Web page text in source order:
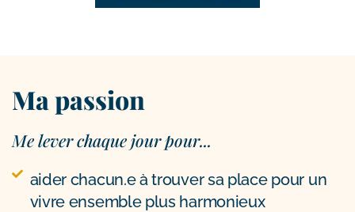
Ma passion
Me lever chaque jour pour...
aider chacun.e à trouver sa place pour un
vivre ensemble plus harmonieux